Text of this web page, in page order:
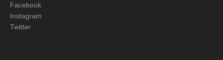
Facebook
Instagram
Twitter